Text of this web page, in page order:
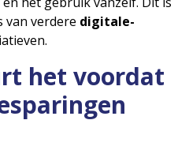
van verdere digitale-
het voordat